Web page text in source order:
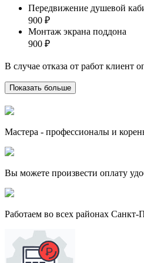
Передвижение душевой
900 ₽
Монтаж экрана поддона
900 ₽
В случае отказа от работ клиент
Показать больше
Мастера - профессионалы и
Вы можете произвести оплату
Работаем во всех районах Санкт-